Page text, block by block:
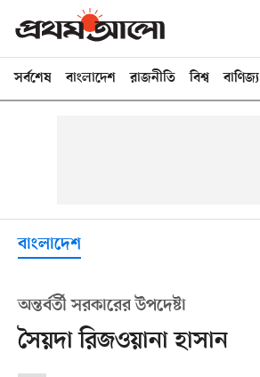
সর্বশেষ বাংলাদেশ রাজনীতি বিশ্ব বাণিজ্য
বাংলাদেশ
অন্তর্বর্তী সরকারের উপদেষ্টা
সৈয়দা রিজওয়ানা হাসান